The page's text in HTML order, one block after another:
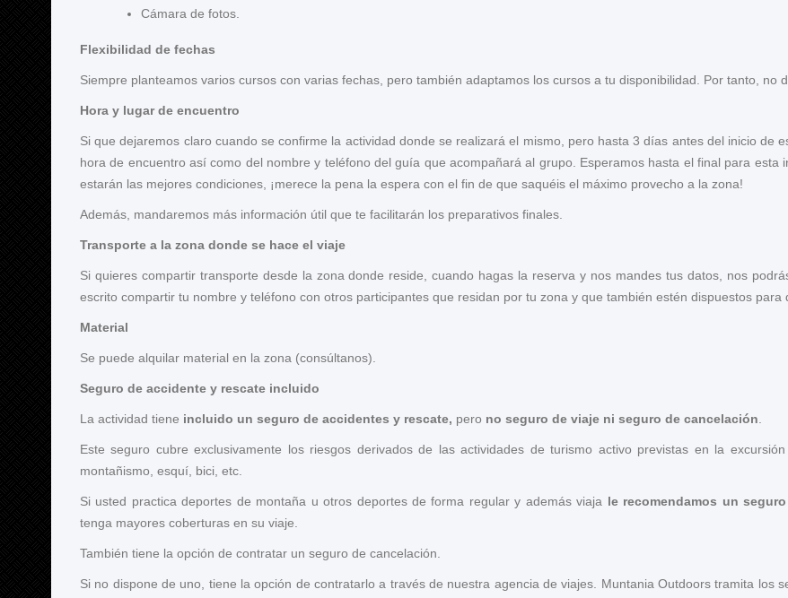
Cámara de fotos.
Flexibilidad de fechas
Siempre planteamos varios cursos con varias fechas, pero también adaptamos los cursos a tu disponibilidad. Por tanto, no
Hora y lugar de encuentro
Si que dejaremos claro cuando se confirme la actividad donde se realizará el mismo, pero hasta 3 días antes del inicio de
hora de encuentro así como del nombre y teléfono del guía que acompañará al grupo. Esperamos hasta el final para esta
estarán las mejores condiciones, ¡merece la pena la espera con el fin de que saquéis el máximo provecho a la zona!
Además, mandaremos más información útil que te facilitarán los preparativos finales.
Transporte a la zona donde se hace el viaje
Si quieres compartir transporte desde la zona donde reside, cuando hagas la reserva y nos mandes tus datos, nos
escrito compartir tu nombre y teléfono con otros participantes que residan por tu zona y que también estén dispuestos para
Material
Se puede alquilar material en la zona (consúltanos).
Seguro de accidente y rescate incluido
La actividad tiene incluido un seguro de accidentes y rescate, pero no seguro de viaje ni seguro de cancelación
Este seguro cubre exclusivamente los riesgos derivados de las actividades de turismo activo previstas en la
montañismo, esquí, bici, etc.
Si usted practica deportes de montaña u otros deportes de forma regular y además viaja le recomendamos un
tenga mayores coberturas en su viaje.
También tiene la opción de contratar un seguro de cancelación.
Si no dispone de uno, tiene la opción de contratarlo a través de nuestra agencia de viajes. Muntania Outdoors tramita los